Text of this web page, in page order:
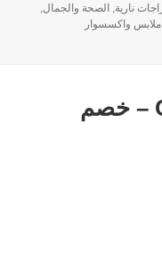
نارية, الصحة والجمال,
واكسسوار
كود خصم Chamaripa – خصم